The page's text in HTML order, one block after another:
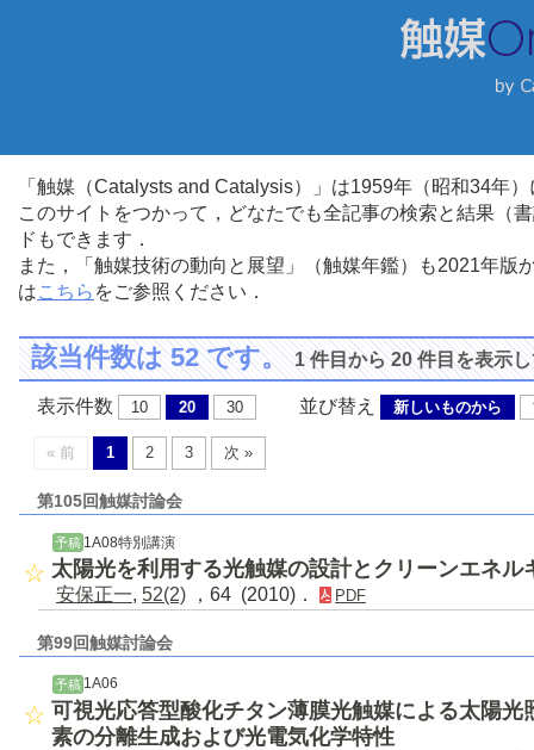
「触媒（Catalysts and Catalysis）」は1959年（昭和34年
このサイトをつかって，どなたでも全記事の検索と結果（
ドもできます．
また，「触媒技術の動向と展望」（触媒年鑑）も2021年
はこちら をご参照ください．
該当件数は 52 です。1 件目から 20 件目を表示
表示件数 10 20 30 並び替え 新しいものから
« 前 1 2 3 次 »
第105回触媒討論会
予稿 1A08特別講演
太陽光を利用する光触媒の設計とクリーンエネル
安保正一, 52(2) ，64 (2010)． PDF
第99回触媒討論会
予稿 1A06
可視光応答型酸化チタン薄膜光触媒による太陽光
素の分離生成および光電気化学特性